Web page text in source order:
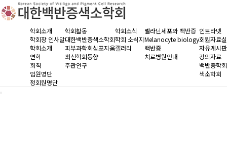
학회소개
학회장 인사말
학회소개
연혁
회칙
임원명단
정회원명단
학회활동
대한백반증색소학회
피부과학회심포지움
최신학회동향
주관연구
학회소식
학회 소식지
갤러리
멜라닌세포와 백반증
Melanocyte biology
백반증
치료병원안내
인트라넷
회원자료실
자유게시판
강의자료
백반증학회
색소학회